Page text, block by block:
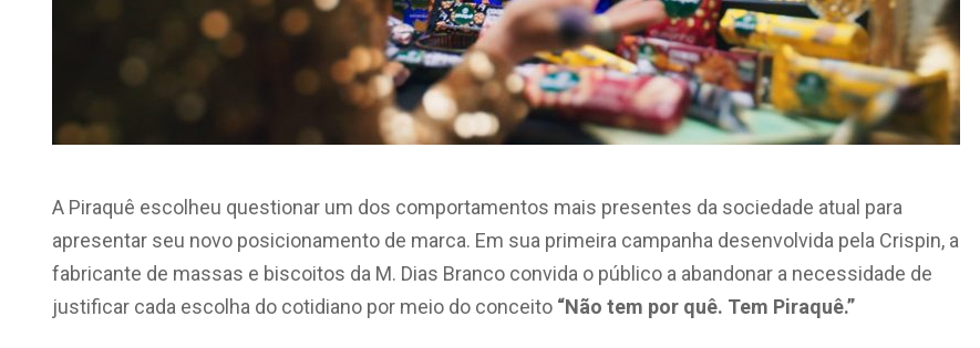
A Piraquê escolheu questionar um dos comportamentos mais presentes da sociedade atual para
apresentar seu novo posicionamento de marca. Em sua primeira campanha desenvolvida pela Crispin, a
fabricante de massas e biscoitos da M. Dias Branco convida o público a abandonar a necessidade de
justificar cada escolha do cotidiano por meio do conceito “Não tem por quê. Tem Piraquê.”